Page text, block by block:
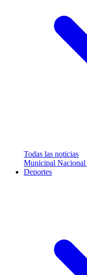
Todas las noticias
Municipal Nacional
Deportes